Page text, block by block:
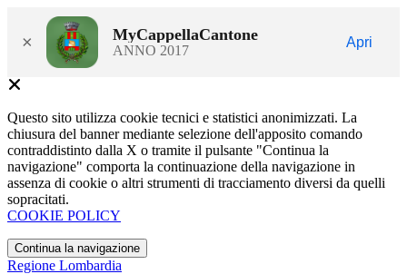
× MyCappellaCantone
ANNO 2017
Apri
Questo sito utilizza cookie tecnici e statistici anonimizzati. La
chiusura del banner mediante selezione dell'apposito comando
contraddistinto dalla X o tramite il pulsante "Continua la
navigazione" comporta la continuazione della navigazione in
assenza di cookie o altri strumenti di tracciamento diversi da quelli
sopracitati.
COOKIE POLICY
Continua la navigazione
Regione Lombardia